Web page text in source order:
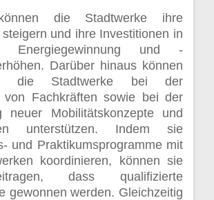
die Stadtwerke ihre
und ihre Investitionen in
Energiegewinnung und -
Darüber hinaus können
die Stadtwerke bei der
von Fachkräften sowie bei der
neuer Mobilitätskonzepte und
unterstützen. Indem sie
und Praktikumsprogramme mit
koordinieren, können sie
dass qualifizierte
gewonnen werden. Gleichzeitig